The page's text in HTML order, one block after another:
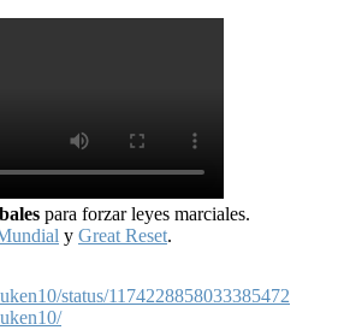
para forzar leyes marciales.
y Great Reset.